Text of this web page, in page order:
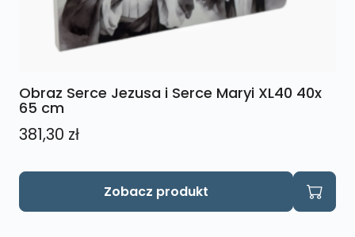
Obraz Serce Jezusa i Serce Maryi XL40 40x
65 cm
381,30 zł
Zobacz produkt